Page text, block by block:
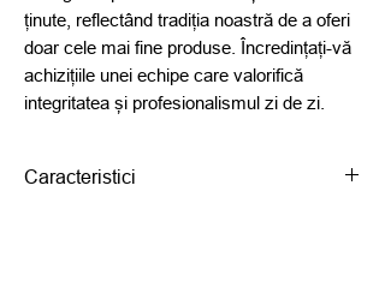
ținute, reflectând tradiția noastră de a oferi
doar cele mai fine produse. Încredințați-vă
achizițiile unei echipe care valorifică
integritatea și profesionalismul zi de zi.
Caracteristici